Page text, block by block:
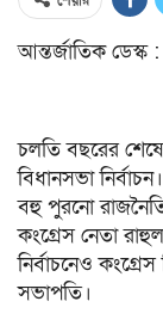
আন্তর্জাতিক ডেস্ক :
চলতি বছরের
বিধানসভা
বহু পুরনো
কংগ্রেস নেতা
নির্বাচনেও
সভাপতি।